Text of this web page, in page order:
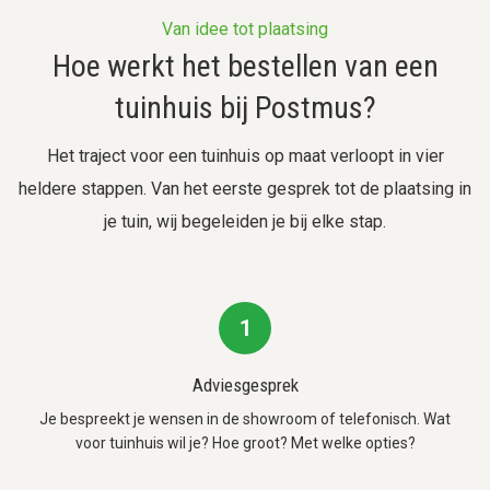
Van idee tot plaatsing
Hoe werkt het bestellen van een
tuinhuis bij Postmus?
Het traject voor een tuinhuis op maat verloopt in vier
heldere stappen. Van het eerste gesprek tot de plaatsing in
je tuin, wij begeleiden je bij elke stap.
1
Adviesgesprek
Je bespreekt je wensen in de showroom of telefonisch. Wat
voor tuinhuis wil je? Hoe groot? Met welke opties?